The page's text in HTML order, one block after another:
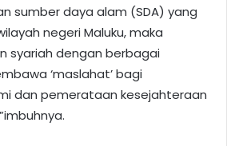
sumber daya alam (SDA) yang
negeri Maluku, maka
syariah dengan berbagai
‘maslahat’ bagi
dan pemerataan kesejahteraan